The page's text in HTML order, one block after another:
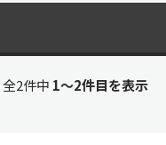
全2件中 1〜2件目を表示